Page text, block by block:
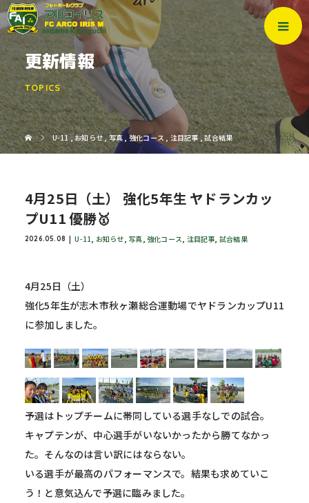
更新情報
TOPICS
U-11,お知らせ,写真 , 強化コース , 注目記事,試合結果
4月25日（土） 強化5年生 ヤドランカッ
プU11 優勝🥇
2026.05.08 U-11, お知らせ, 写真, 強化コース, 注目記事, 試合結果
4月25日（土）
強化5年生が志木市秋ヶ瀬総合運動場でヤドランカップU11
に参加しました。
予選はトップチームに帯同している選手なしでの試合。
キャプテンが、中心選手がいないかったから勝てなかっ
た。そんなのは言い訳にはならない。
いる選手が最高のパフォーマンスで。結果も求めていこ
う！と意気込んで予選に臨みました。